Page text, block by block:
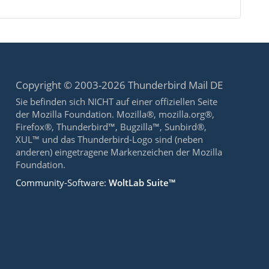
Copyright © 2003-2026 Thunderbird Mail DE
Sie befinden sich NICHT auf einer offiziellen Seite
der Mozilla Foundation. Mozilla®, mozilla.org®,
Firefox®, Thunderbird™, Bugzilla™, Sunbird®,
XUL™ und das Thunderbird-Logo sind (neben
anderen) eingetragene Markenzeichen der Mozilla
Foundation.
Community-Software:WoltLab Suite™